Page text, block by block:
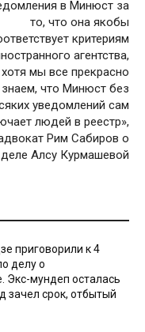
в Минюст за
то, что она якобы
критериям
агентства,
хотя мы все прекрасно
знаем, что Минюст без
уведомлений сам
людей в реестр»,
Рим Сабиров о
деле Алсу Курмашевой
приговорили к 4
делу о
Экс-мундеп осталась
зачел срок, отбытый